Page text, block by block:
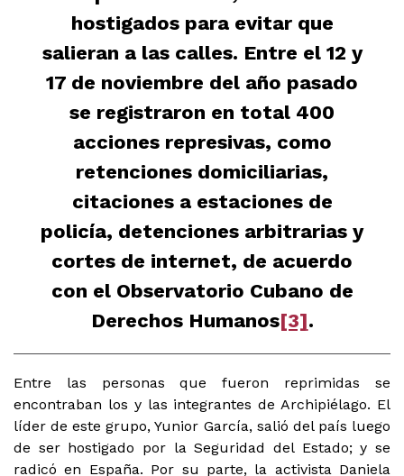
hostigados para evitar que
salieran a las calles. Entre el 12 y
17 de noviembre del año pasado
se registraron en total 400
acciones represivas, como
retenciones domiciliarias,
citaciones a estaciones de
policía, detenciones arbitrarias y
cortes de internet, de acuerdo
con el Observatorio Cubano de
Derechos Humanos[3].
Entre las personas que fueron reprimidas se
encontraban los y las integrantes de Archipiélago. El
líder de este grupo, Yunior García, salió del país luego
de ser hostigado por la Seguridad del Estado; y se
radicó en España. Por su parte, la activista Daniela